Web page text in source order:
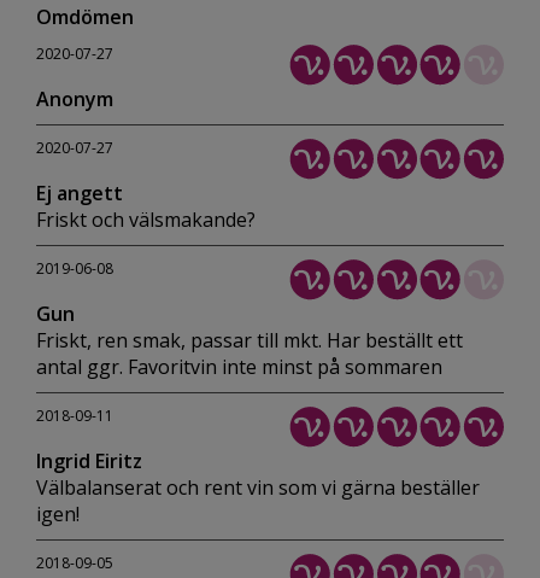
Omdömen
2020-07-27
Anonym
2020-07-27
Ej angett
Friskt och välsmakande?
2019-06-08
Gun
Friskt, ren smak, passar till mkt. Har beställt ett
antal ggr. Favoritvin inte minst på sommaren
2018-09-11
Ingrid Eiritz
Välbalanserat och rent vin som vi gärna beställer
igen!
2018-09-05